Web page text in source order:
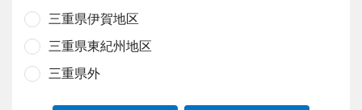
三重県伊賀地区
三重県東紀州地区
三重県外